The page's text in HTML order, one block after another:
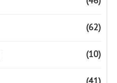
(62)
(10)